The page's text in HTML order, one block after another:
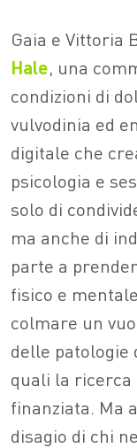
Gaia e Vittoria
Hale, una
condizioni di
vulvodinia ed
digitale che
psicologia e
solo di
ma anche di
parte a
fisico e
colmare un
delle patologie
quali la ricerca
finanziata. Ma
disagio di chi